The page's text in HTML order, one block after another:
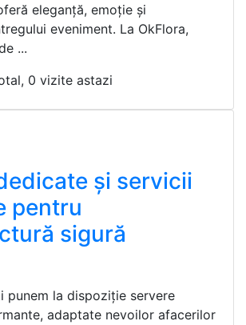
eleganță, emoție și
eveniment. La OkFlora,
...
0 vizite astazi
și servicii
pentru
sigură
punem la dispoziție servere
adaptate nevoilor afacerilor